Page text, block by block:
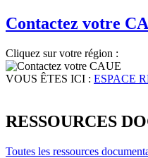
Contactez votre
Cliquez sur votre région :
VOUS ÊTES ICI : ESPACE
RESSOURCES
Toutes les ressources